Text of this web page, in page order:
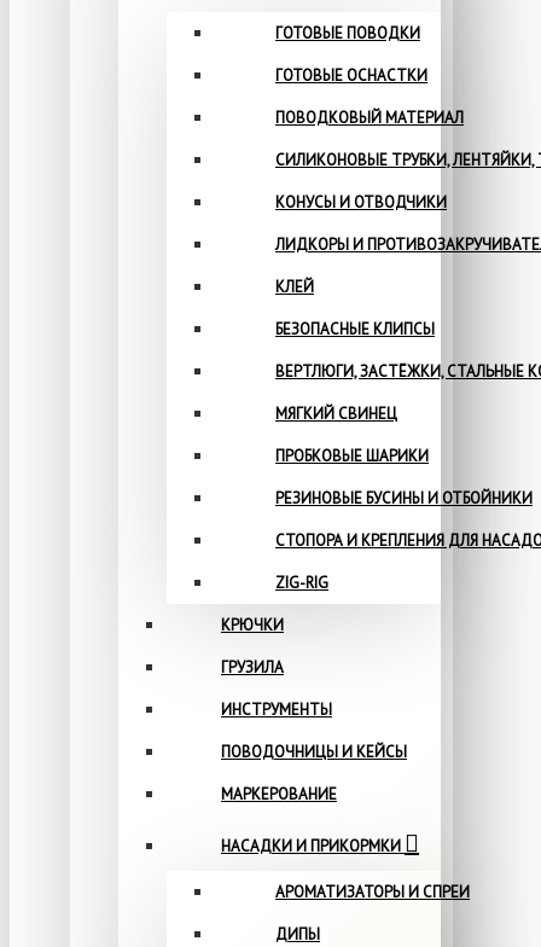
ГОТОВЫЕ ПОВОДКИ
ГОТОВЫЕ ОСНАСТКИ
ПОВОДКОВЫЙ МАТЕРИАЛ
СИЛИКОНОВЫЕ ТРУБКИ,
КОНУСЫ И ОТВОДЧИКИ
ЛИДКОРЫ И
КЛЕЙ
БЕЗОПАСНЫЕ КЛИПСЫ
ВЕРТЛЮГИ, ЗАСТЁЖКИ, СТАЛЬНЫЕ
МЯГКИЙ СВИНЕЦ
ПРОБКОВЫЕ ШАРИКИ
РЕЗИНОВЫЕ БУСИНЫ И ОТБОЙНИКИ
СТОПОРА И КРЕПЛЕНИЯ ДЛЯ
ZIG-RIG
КРЮЧКИ
ГРУЗИЛА
ИНСТРУМЕНТЫ
ПОВОДОЧНИЦЫ И КЕЙСЫ
МАРКЕРОВАНИЕ
НАСАДКИ И ПРИКОРМКИ
АРОМАТИЗАТОРЫ И СПРЕИ
ДИПЫ